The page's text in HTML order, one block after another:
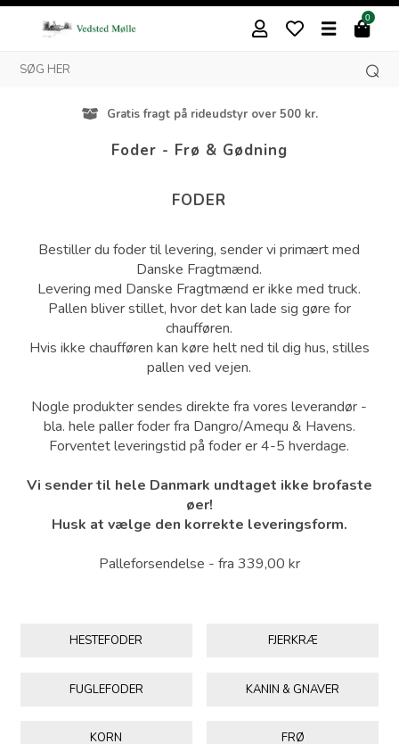
0
over 500 kr. Besøg vores butik i
Foder - Frø & Gødning
FODER
Bestiller du foder til levering, sender vi primært med
Danske Fragtmænd.
Levering med Danske Fragtmænd er ikke med truck.
Pallen bliver stillet, hvor det kan lade sig gøre for
chaufføren.
Hvis ikke chaufføren kan køre helt ned til dig hus, stilles
pallen ved vejen.
Nogle produkter sendes direkte fra vores leverandør -
bla. hele paller foder fra Dangro/Amequ & Havens.
Forventet leveringstid på foder er 4-5 hverdage.
Vi sender til hele Danmark undtaget ikke brofaste
øer!
Husk at vælge den korrekte leveringsform.
Palleforsendelse - fra 339,00 kr
HESTEFODER FJERKRÆ
FUGLEFODER KANIN & GNAVER
KORN FRØ